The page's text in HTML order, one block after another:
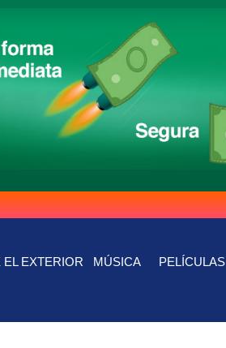
EL EXTERIOR MÚSICA PELÍCULAS